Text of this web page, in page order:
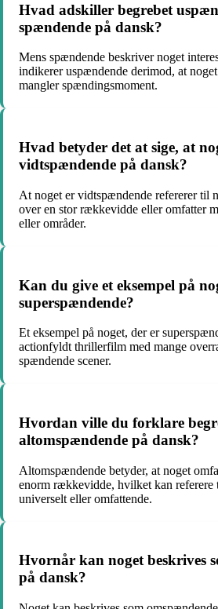
Hvad adskiller begrebet
spændende på dansk?
Mens spændende beskriver noget
indikerer uspændende derimod, at
mangler spændingsmoment.
Hvad betyder det at sige, at
vidtspændende på dansk?
At noget er vidtspændende refererer til
over en stor rækkevidde eller omfatter
eller områder.
Kan du give et eksempel på
superspændende?
Et eksempel på noget, der er
actionfyldt thrillerfilm med mange
spændende scener.
Hvordan ville du forklare
altomspændende på dansk?
Altomspændende betyder, at noget
enorm rækkevidde, hvilket kan referere
universelt eller omfattende.
Hvornår kan noget beskrives
på dansk?